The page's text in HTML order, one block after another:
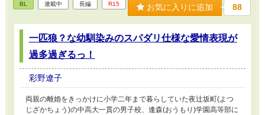
BL 連載中 長編 R15 お気に入りに追加 88
一匹狼？な幼馴染みのスパダリ仕様な愛情表現が
過多過ぎるっ！
彩野遼子
両親の離婚をきっかけに小学二年まで暮らしていた夜辻坂町(よつ
じざかちょう)の中高大一貫の男子校、逢森(おうもり)学園高等部に